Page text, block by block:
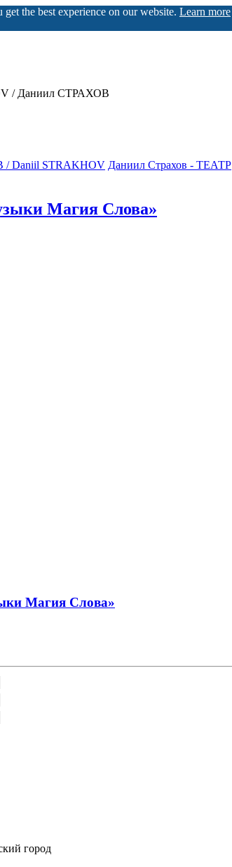
the best experience on our website. Learn more
/ Даниил СТРАХОВ
Daniil STRAKHOV Даниил Страхов - ТЕАТР
Магия Cлова»
Магия Cлова»
город